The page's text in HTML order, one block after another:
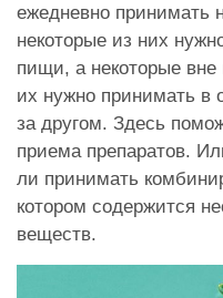
ежедневно принимать
некоторые из них
пищи, а некоторые
их нужно принимать в
за другом. Здесь
приема препаратов.
ли принимать
котором содержится
веществ.